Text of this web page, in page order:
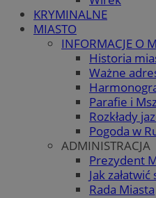
KRYMINALNE
MIASTO
INFORMACJE O
Historia
Ważne
Parafie i
Rozkłady
Pogoda w
ADMINISTRACJA
Prezydent
Jak
Rada Miasta